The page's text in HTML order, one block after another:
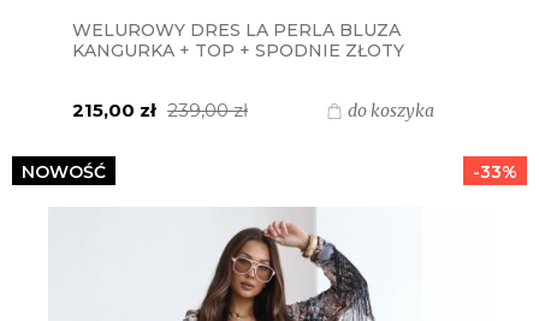
WELUROWY DRES LA PERLA BLUZA
KANGURKA + TOP + SPODNIE ZŁOTY
215,00 zł 239,00 zł do koszyka
-33%
NOWOŚĆ